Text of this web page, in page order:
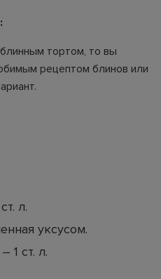
блинным тортом, то вы
рецептом блинов или
л.
уксусом.
1 ст. л.